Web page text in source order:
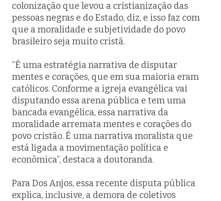
colonização que levou a cristianização das
pessoas negras e do Estado, diz, e isso faz com
que a moralidade e subjetividade do povo
brasileiro seja muito cristã.
“É uma estratégia narrativa de disputar
mentes e corações, que em sua maioria eram
católicos. Conforme a igreja evangélica vai
disputando essa arena pública e tem uma
bancada evangélica, essa narrativa da
moralidade arremata mentes e corações do
povo cristão. É uma narrativa moralista que
está ligada a movimentação política e
econômica”, destaca a doutoranda.
Para Dos Anjos, essa recente disputa pública
explica, inclusive, a demora de coletivos